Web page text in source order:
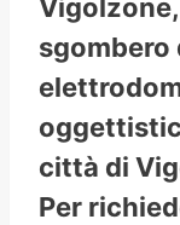
sgombero
città di
Per